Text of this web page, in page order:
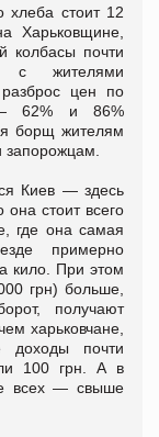
хлеба стоит 12
Харьковщине,
колбасы почти
жителями
цен по
62% и 86%
борщ жителям
запорожцам.
Киев — здесь
стоит всего
где она самая
примерно
кило. При этом
грн) больше,
получают
харьковчане,
доходы почти
100 грн. А в
всех — свыше